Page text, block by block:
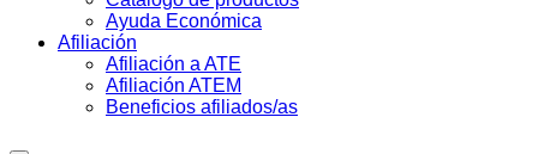
Ayuda Económica
Afiliación
Afiliación a ATE
Afiliación ATEM
Beneficios afiliados/as